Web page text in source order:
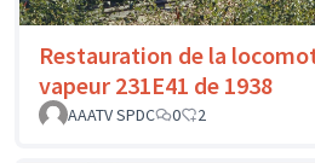
Restauration de la
vapeur 231E41 de 1938
AAATV SPDC
0 2